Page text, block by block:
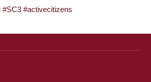
#SC3 #activecitizens